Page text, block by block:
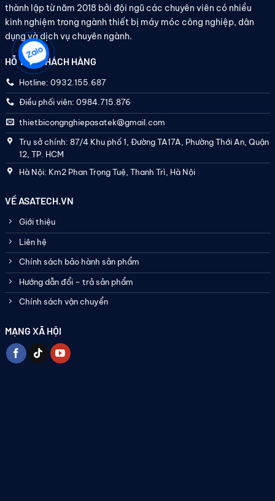
thành lập từ năm 2018 bởi đội ngũ các chuyên viên có nhiều
kinh nghiệm trong ngành thiết bị máy móc công nghiệp, dân
dụng và dịch vụ chuyên ngành.
HỖ TRỢ KHÁCH HÀNG
Hotline: 0932.155.687
Điều phối viên: 0984.715.876
thietbicongnghiepasatek@gmail.com
Trụ sở chính: 87/4 Khu phố 1, Đường TA17A, Phường Thới An, Quận
12, TP. HCM
Hà Nội: Km2 Phan Trọng Tuệ, Thanh Trì, Hà Nội
VỀ ASATECH.VN
Giới thiệu
Liên hệ
Chính sách bảo hành sản phẩm
Hướng dẫn đổi – trả sản phẩm
Chính sách vận chuyển
MẠNG XÃ HỘI